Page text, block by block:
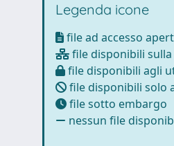
Legenda icone
file ad accesso
file disponibili
file disponibili agli
file disponibili solo
file sotto embargo
nessun file